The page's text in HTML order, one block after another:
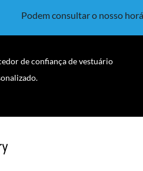
Podem consultar o nosso
de confiança de vestuário